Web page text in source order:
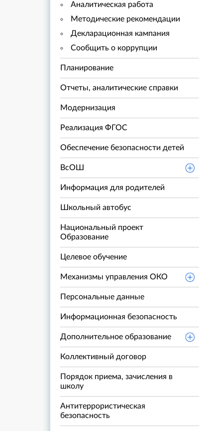
Аналитическая работа
Методические рекомендации
Декларационная кампания
Сообщить о коррупции
Планирование
Отчеты, аналитические справки
Модернизация
Реализация ФГОС
Обеспечение безопасности детей
ВсОШ
Информация для родителей
Школьный автобус
Национальный проект
Образование
Целевое обучение
Механизмы управления ОКО
Персональные данные
Информационная безопасность
Дополнительное образование
Коллективный договор
Порядок приема, зачисления в
школу
Антитеррористическая
безопасность